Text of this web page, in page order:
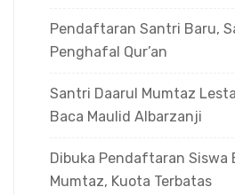
Pendaftaran Santri Baru,
Penghafal Qur’an
Santri Daarul Mumtaz
Baca Maulid Albarzanji
Dibuka Pendaftaran Siswa
Mumtaz, Kuota Terbatas